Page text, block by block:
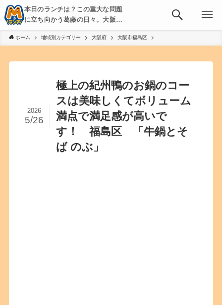
本日のランチは？この重大な問題
に立ち向かう葛藤の日々。大阪・
京都・神戸を中心とした食べ歩
き、飲み歩きを綴る。
ホーム 地域別カテゴリー 大阪府 大阪市福島区
極上の紀州鴨のお鍋のコー
スは美味しくてボリューム
満点で満足感が高いで
す！ 福島区 「牛鍋とそ
ば のぶ」
2026
5/26